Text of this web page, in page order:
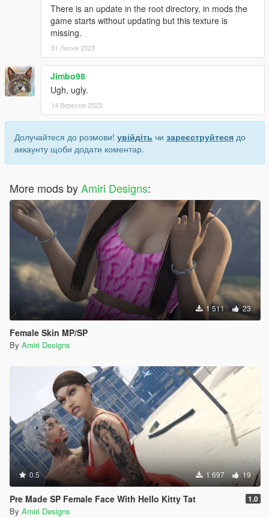
There is an update in the root directory, in mods the
game starts without updating but this texture is
missing.
31 Липня 2023
Jimbo98
Ugh, ugly.
14 Вересня 2023
Долучайтеся до розмови! увійдіть чи зареєструйтеся до
аккаунту щоби додати коментар.
More mods byAmiri Designs:
1 511 23
Female Skin MP/SP
By Amiri Designs
0.5 1 697 19
Pre Made SP Female Face With Hello Kitty Tat 1.0
By Amiri Designs